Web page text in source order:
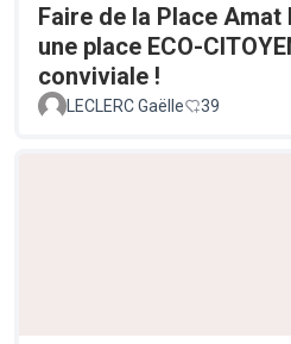
Faire de la Place Amat
une place ECO-
conviviale !
LECLERC Gaëlle 39